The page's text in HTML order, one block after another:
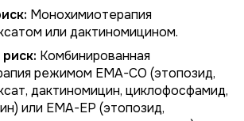
Монохимиотерапия
или дактиномицином.
Комбинированная
режимом EMA-CO (этопозид,
дактиномицин, циклофосфамид,
или EMA-EP (этопозид,